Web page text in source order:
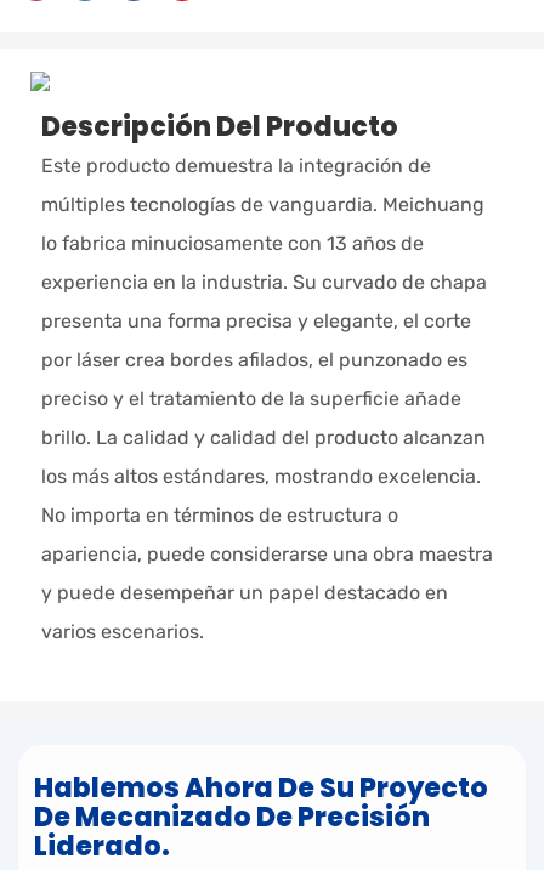
Descripción Del Producto
Este producto demuestra la integración de
múltiples tecnologías de vanguardia. Meichuang
lo fabrica minuciosamente con 13 años de
experiencia en la industria. Su curvado de chapa
presenta una forma precisa y elegante, el corte
por láser crea bordes afilados, el punzonado es
preciso y el tratamiento de la superficie añade
brillo. La calidad y calidad del producto alcanzan
los más altos estándares, mostrando excelencia.
No importa en términos de estructura o
apariencia, puede considerarse una obra maestra
y puede desempeñar un papel destacado en
varios escenarios.
Hablemos Ahora De Su Proyecto
De Mecanizado De Precisión
Liderado.